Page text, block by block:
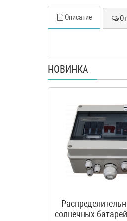
Описание
НОВИНКА
солнечных